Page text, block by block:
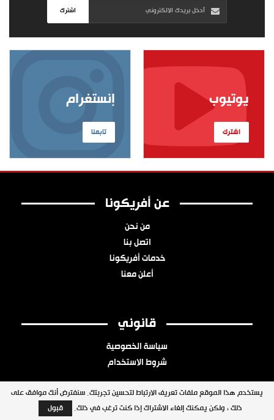
اشترك
إنستغرام
تابعنا
يوتيوب
اشترك
عن أفريكونا
من نحن
اتصل بنا
خدمات أفريكونا
أعلن معنا
قانوني
سياسة الخصوصية
شروط الاستخدام
جميع الحقوق محفوظة © 2026 شبكة أفريكونا
يستخدم هذا الموقع ملفات تعريف الارتباط لتحسين تجربتك. سنفترض أنك موافق على
ذلك ، ولكن يمكنك إلغاء الاشتراك إذا كنت ترغب في ذلك.
قبول